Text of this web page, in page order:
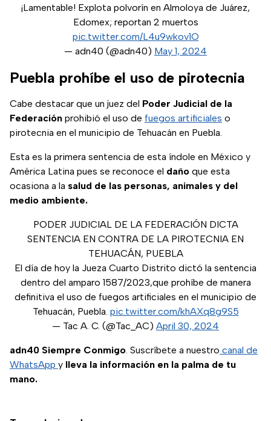
¡Lamentable! Explota polvorín en Almoloya de Juárez,
Edomex; reportan 2 muertos
pic.twitter.com/L4u9wkov1O
— adn40 (@adn40) May 1, 2024
Puebla prohíbe el uso de pirotecnia
Cabe destacar que un juez del Poder Judicial de la
Federación prohibió el uso de fuegos artificiales o
pirotecnia en el municipio de Tehuacán en Puebla.
Esta es la primera sentencia de esta índole en México y
América Latina pues se reconoce el daño que esta
ocasiona a la salud de las personas, animales y del
medio ambiente.
PODER JUDICIAL DE LA FEDERACIÓN DICTA
SENTENCIA EN CONTRA DE LA PIROTECNIA EN
TEHUACÁN, PUEBLA
El día de hoy la Jueza Cuarto Distrito dictó la sentencia
dentro del amparo 1587/2023,que prohíbe de manera
definitiva el uso de fuegos artificiales en el municipio de
Tehuacán, Puebla. pic.twitter.com/khAXq8g9S5
— Tac A. C. (@Tac_AC) April 30, 2024
adn40 Siempre Conmigo. Suscríbete a nuestro canal de
WhatsApp y lleva la información en la palma de tu
mano.